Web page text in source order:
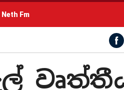
Neth Fm